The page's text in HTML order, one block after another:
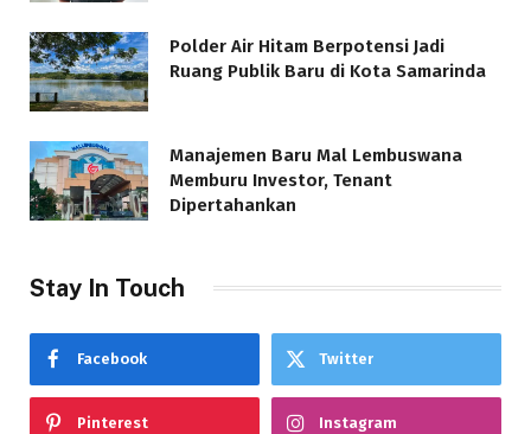
Polder Air Hitam Berpotensi Jadi
Ruang Publik Baru di Kota Samarinda
Manajemen Baru Mal Lembuswana
Memburu Investor, Tenant
Dipertahankan
Stay In Touch
Facebook Twitter
Pinterest Instagram